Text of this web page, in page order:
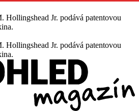
Hollingshead Jr. podává patentovou
Hollingshead Jr. podává patentovou